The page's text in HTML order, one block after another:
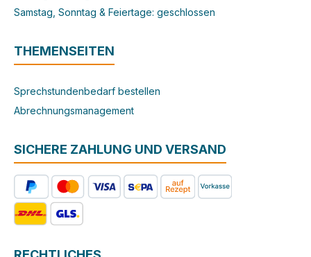
Samstag, Sonntag & Feiertage: geschlossen
THEMENSEITEN
Sprechstundenbedarf bestellen
Abrechnungsmanagement
SICHERE ZAHLUNG UND VERSAND